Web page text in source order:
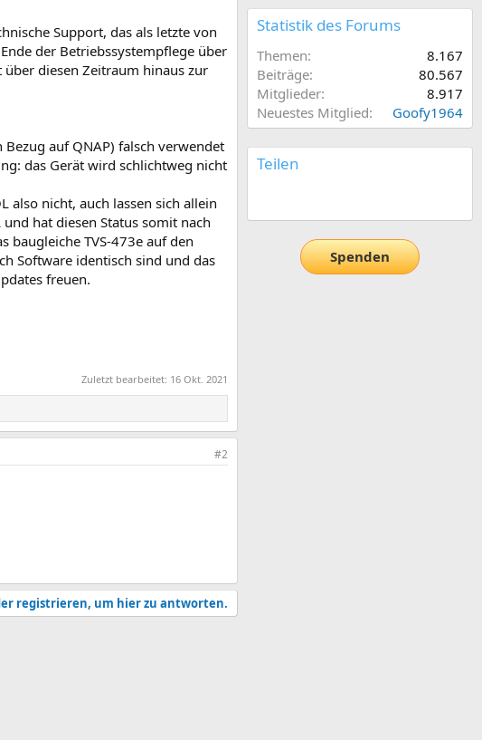
Support, das als letzte von
der Betriebssystempflege über
über diesen Zeitraum hinaus zur
auf QNAP) falsch verwendet
das Gerät wird schlichtweg nicht
also nicht, auch lassen sich allein
hat diesen Status somit nach
baugleiche TVS-473e auf den
Software identisch sind und das
freuen.
Zuletzt bearbeitet: 16 Okt. 2021
#2
registrieren, um hier zu antworten.
Statistik des Forums
Themen
8.167
Beiträge
80.567
Mitglieder
8.917
Neuestes Mitglied
Goofy1964
Teilen
Spenden